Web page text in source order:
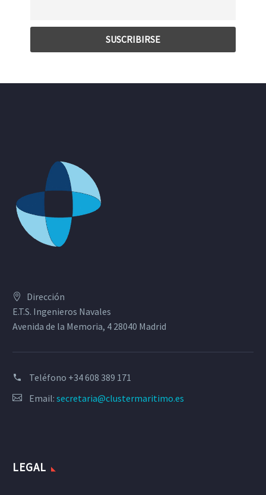
Dirección
E.T.S. Ingenieros Navales
Avenida de la Memoria, 4 28040 Madrid
Teléfono +34 608 389 171
Email: secretaria@clustermaritimo.es
LEGAL